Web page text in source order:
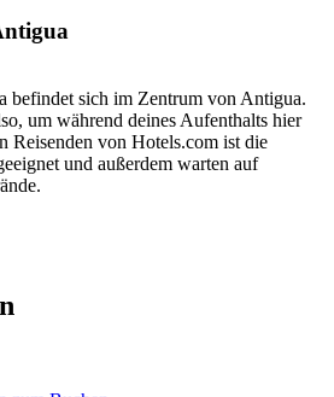
befindet sich im Zentrum von Antigua.
um während deines Aufenthalts hier
Reisenden von Hotels.com ist die
und außerdem warten auf